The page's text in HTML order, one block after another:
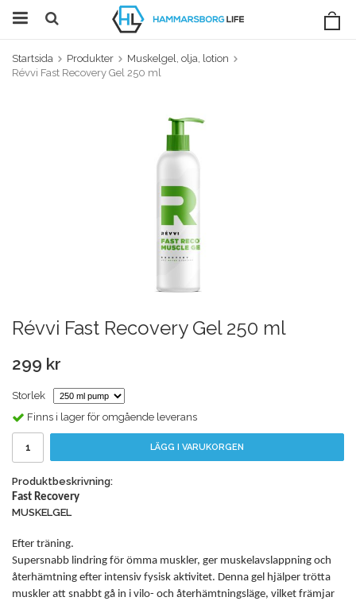
Startsida Produkter
Muskelgel, olja, lotion
Révvi Fast Recovery Gel 250 ml
Révvi Fast Recovery Gel 250 ml
299 kr
Storlek
Finns i lager för omgående leverans
LÄGG I VARUKORGEN
Produktbeskrivning:
Fast Recovery
MUSKELGEL
Efter träning.
Supersnabb lindring för ömma muskler, ger muskelavslappning och
återhämtning efter intensiv fysisk aktivitet. Denna gel hjälper trötta
muskler att snabbt gå in i vilo- och återhämtningsläge, vilket främjar